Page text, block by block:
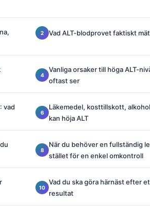
Vad ALT-blodprovet faktiskt
Vanliga orsaker till höga ALT-
oftast ser
vad
Läkemedel, kosttillskott,
kan höja ALT
När du behöver en fullständig
stället för en enkel omkontroll
Vad du ska göra härnäst efter
resultat